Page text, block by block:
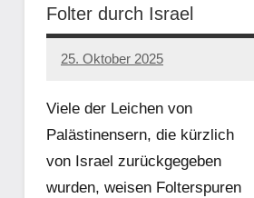
Folter durch Israel
25. Oktober 2025
network
Viele der Leichen von
Palästinensern, die kürzlich
von Israel zurückgegeben
wurden, weisen Folterspuren